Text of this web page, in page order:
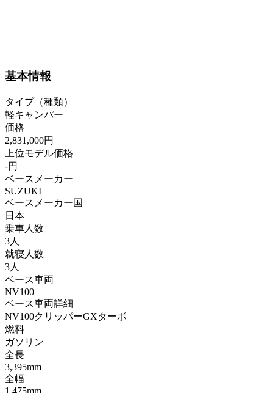
基本情報
タイプ（種類）
軽キャンパー
価格
2,831,000円
上位モデル価格
-円
ベースメーカー
SUZUKI
ベースメーカー国
日本
乗車人数
3人
就寝人数
3人
ベース車両
NV100
ベース車両詳細
NV100クリッパーGXターボ
燃料
ガソリン
全長
3,395mm
全幅
1,475mm